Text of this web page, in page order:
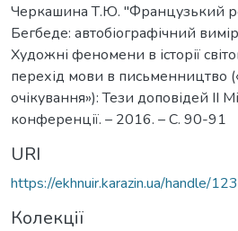
Черкашина Т.Ю. "Французький
Бегбеде: автобіографічний
Художні феномени в історії
перехід мови в письменництво
очікування»): Тези доповідей ІІ
конференції. – 2016. – С. 90-91
URI
https://ekhnuir.karazin.ua/handle/
Колекції